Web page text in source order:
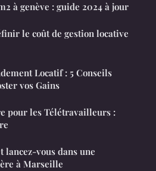
à genève : guide 2024 à jour
le coût de gestion locative
Locatif : 5 Conseils
vos Gains
pour les Télétravailleurs :
lancez-vous dans une
à Marseille